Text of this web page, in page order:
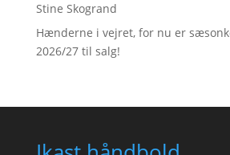
Stine Skogrand
Hænderne i vejret, for nu er
2026/27 til salg!